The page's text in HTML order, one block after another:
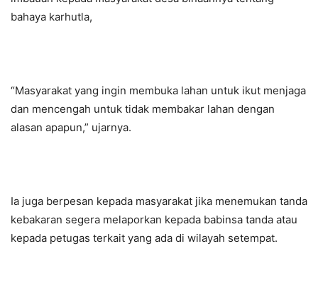
bahaya karhutla,
“Masyarakat yang ingin membuka lahan untuk ikut menjaga
dan mencengah untuk tidak membakar lahan dengan
alasan apapun,” ujarnya.
Ia juga berpesan kepada masyarakat jika menemukan tanda
kebakaran segera melaporkan kepada babinsa tanda atau
kepada petugas terkait yang ada di wilayah setempat.